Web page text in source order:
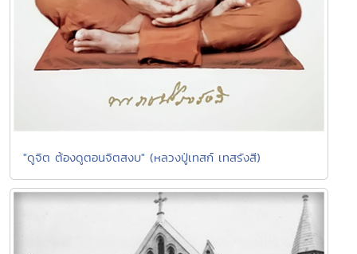
"ดูจิต ต้องดูตอนจิตสงบ" (หลวงปู่เทสก์ เทสรังสี)